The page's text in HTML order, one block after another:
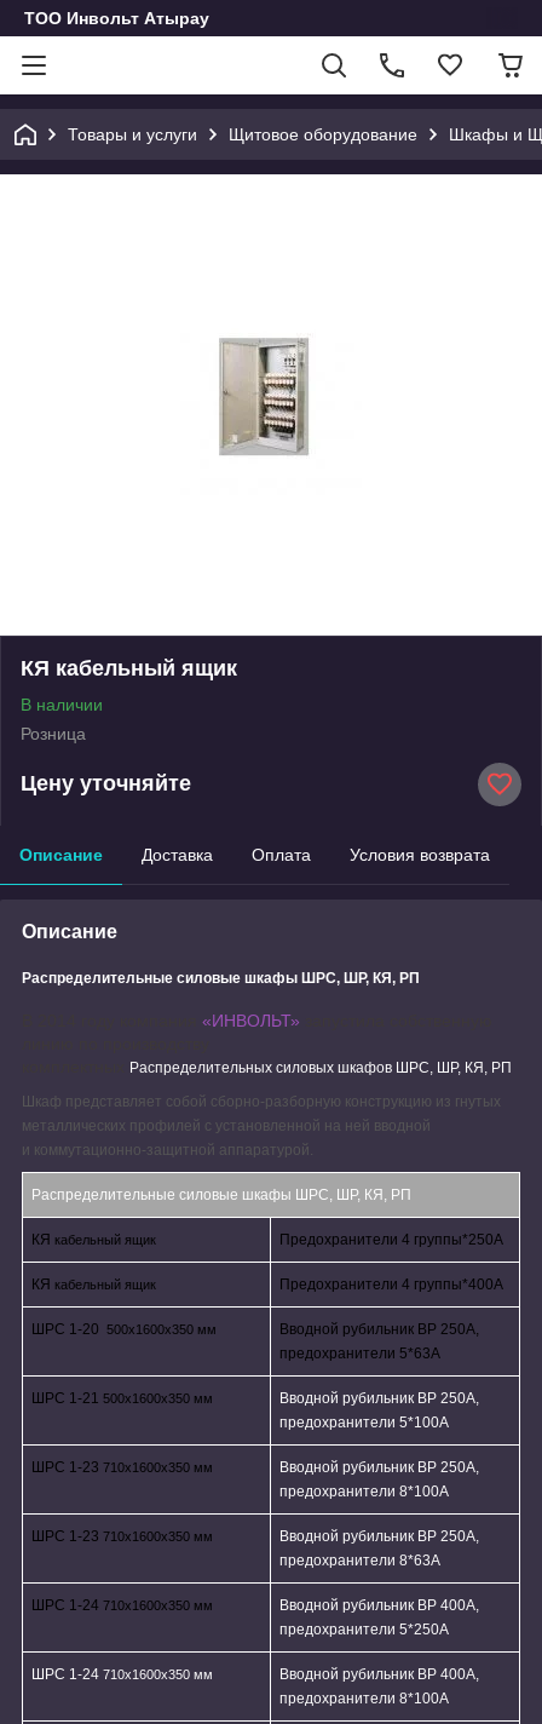
ТОО Инвольт Атырау
Товары и услуги Щитовое оборудование Шкафы и
КЯ кабельный ящик
В наличии
Розница
Цену уточняйте
Описание Доставка Оплата Условия возврата
Описание
Распределительные силовые шкафы ШРС, ШР, КЯ, РП
«ИНВОЛЬТ»
Распределительных силовых шкафов ШРС, ШР, КЯ, РП
Шкаф представляет собой сборно-разборную конструкцию из гнутых
металлических профилей с установленной на ней вводной
и коммутационно-защитной аппаратурой.
Распределительные силовые шкафы ШРС, ШР, КЯ, РП
КЯ кабельный ящик Предохранители 4 группы*250A
КЯ кабельный ящик Предохранители 4 группы*400A
ШРС 1-20500х1600х350 мм
Вводной рубильник ВР 250А,
предохранители 5*63А
ШРС 1-21500х1600х350 мм
Вводной рубильник ВР 250А,
предохранители 5*100А
ШРС 1-23710х1600х350 мм
Вводной рубильник ВР 250А,
предохранители 8*100А
ШРС 1-23710х1600х350 мм
Вводной рубильник ВР 250А,
предохранители 8*63А
ШРС 1-24710х1600х350 мм
Вводной рубильник ВР 400А,
предохранители 5*250А
ШРС 1-24710х1600х350 мм
Вводной рубильник ВР 400А,
предохранители 8*100А